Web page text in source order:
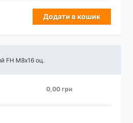
Додати в кошик
FH М8х16 оц.
0,00 грн